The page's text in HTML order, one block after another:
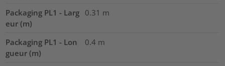
Packaging PL1 - Larg
eur (m)
0.31 m
Packaging PL1 - Lon
gueur (m)
0.4 m